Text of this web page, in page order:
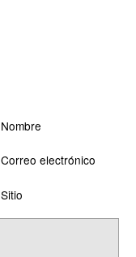
Nombre
Correo electrónico
Sitio